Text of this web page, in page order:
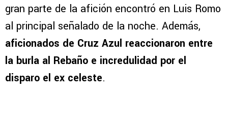
gran parte de la afición encontró en Luis Romo
al principal señalado de la noche. Además,
aficionados de Cruz Azul reaccionaron entre
la burla al Rebaño e incredulidad por el
disparo el ex celeste.